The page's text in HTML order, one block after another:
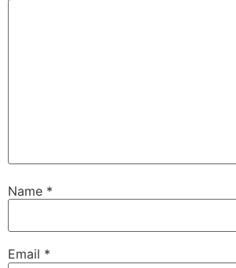
Name *
Email *